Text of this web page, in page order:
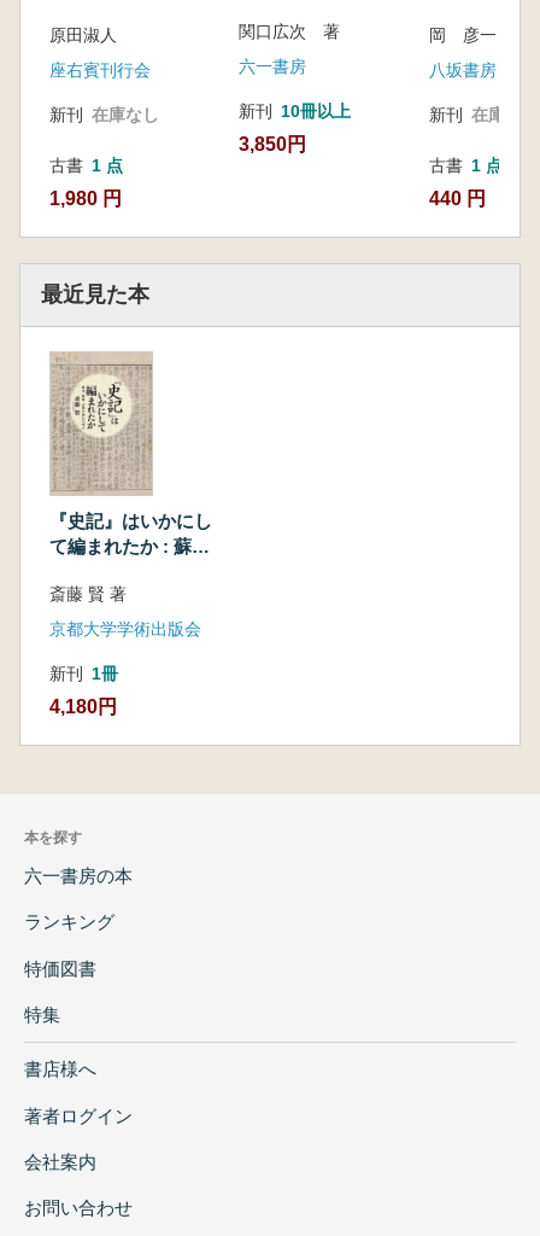
原田淑人
座右賓刊行会
新刊 在庫なし
古書 1 点
1,980 円
関口広次 著
六一書房
新刊 10冊以上
3,850円
岡 彦一 編訳
八坂書房
新刊 在庫なし
古書 1 点
440 円
最近見た本
『史記』はいかにし
て編まれたか : 蘇
伝の成立
斎藤 賢 著
京都大学学術出版会
新刊 1冊
4,180円
本を探す
六一書房の本
ランキング
特価図書
特集
書店様へ
著者ログイン
会社案内
お問い合わせ